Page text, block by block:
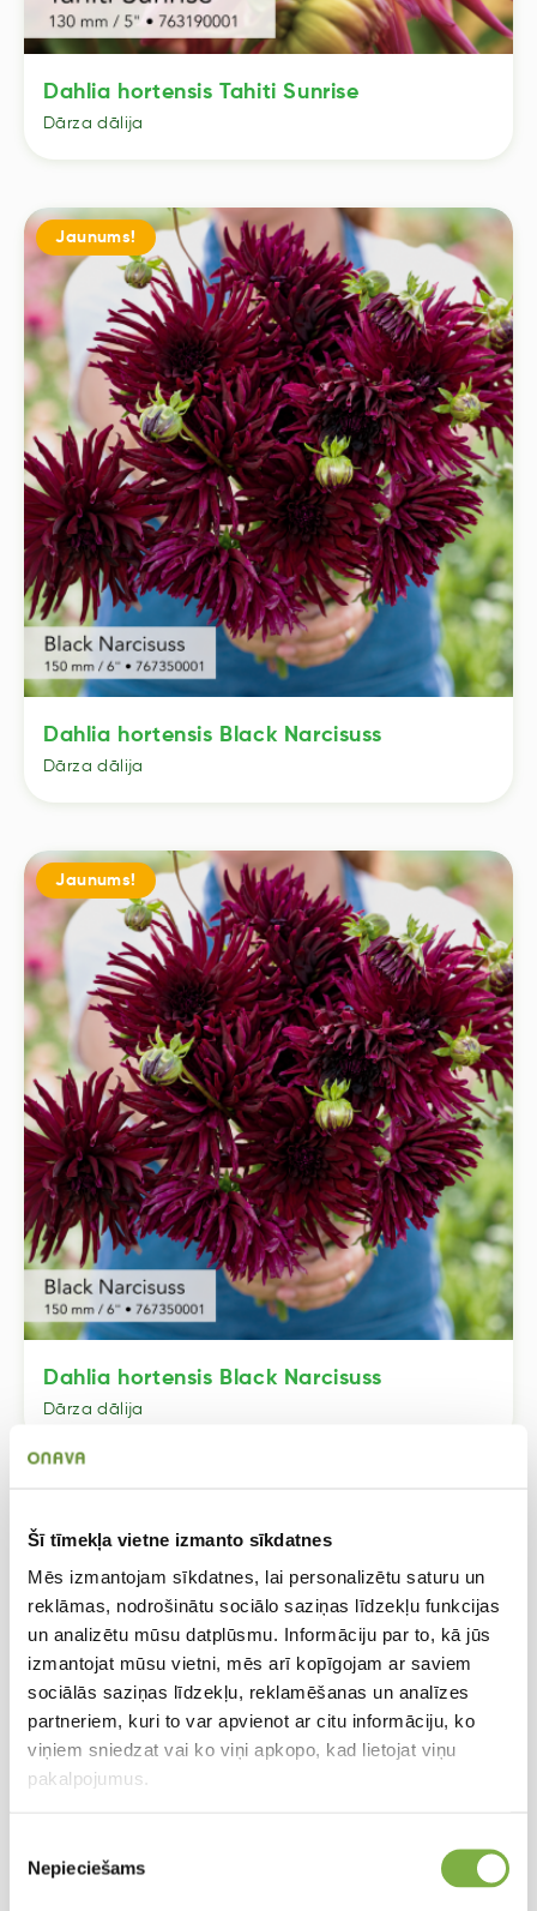
Šī tīmekļa vietne izmanto sīkdatnes
Mēs izmantojam sīkdatnes, lai personalizētu saturu un
reklāmas, nodrošinātu sociālo saziņas līdzekļu funkcijas
un analizētu mūsu datplūsmu. Informāciju par to, kā jūs
izmantojat mūsu vietni, mēs arī kopīgojam ar saviem
sociālās saziņas līdzekļu, reklamēšanas un analīzes
partneriem, kuri to var apvienot ar citu informāciju, ko
viņiem sniedzat vai ko viņi apkopo, kad lietojat viņu
pakalpojumus.
izvēle
Nepieciešams
Dahlia hortensis Tahiti Sunrise
Dārza dālija
Dahlia hortensis Black Narcisuss
Dārza dālija
Dahlia hortensis Black Narcisuss
Dārza dālija